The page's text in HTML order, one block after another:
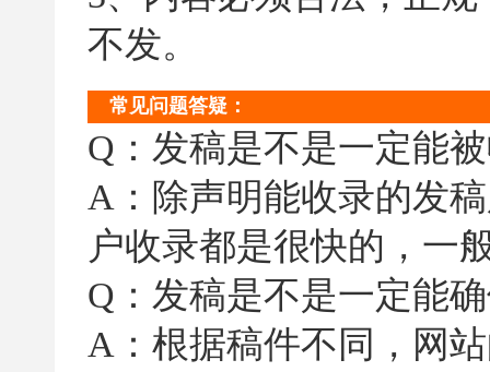
不发。
常见问题答疑：
Q：发稿是不是一定能
A：除声明能收录的发
户收录都是很快的，一
Q：发稿是不是一定能
A：根据稿件不同，网